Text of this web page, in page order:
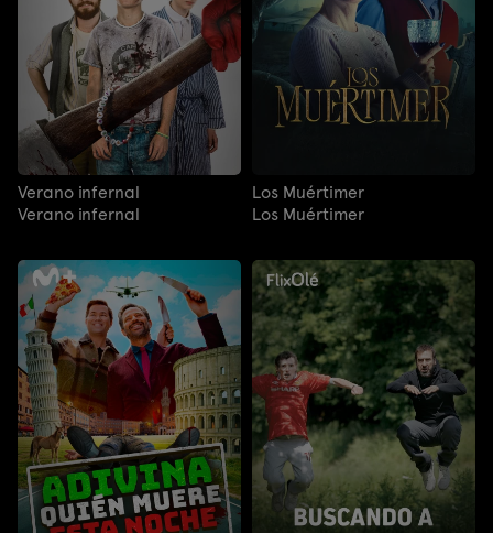
Verano infernal
Verano infernal
Los Muértimer
Los Muértimer